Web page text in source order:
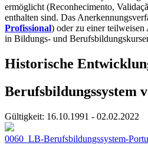
ermöglicht (Reconhecimento,
enthalten sind. Das
Profissional) oder zu einer
in Bildungs- und
Historische
Berufsbildungssystem
Gültigkeit: 16.10.1991 - 02.02.2022
0060_LB-Berufsbildungssystem-